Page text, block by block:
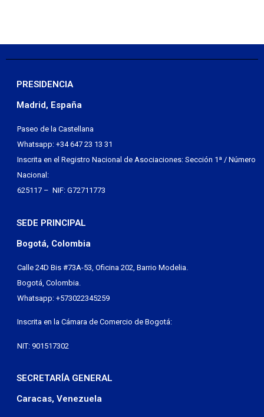
PRESIDENCIA
Madrid, España
Paseo de la Castellana
Whatsapp: +34 647 23 13 31
Inscrita en el Registro Nacional de Asociaciones: Sección 1ª / Número
Nacional:
625117 – NIF: G72711773
SEDE PRINCIPAL
Bogotá, Colombia
Calle 24D Bis #73A-53, Oficina 202, Barrio Modelia.
Bogotá, Colombia.
Whatsapp: +573022345259
Inscrita en la Cámara de Comercio de Bogotá:
NIT: 901517302
SECRETARÍA GENERAL
Caracas, Venezuela